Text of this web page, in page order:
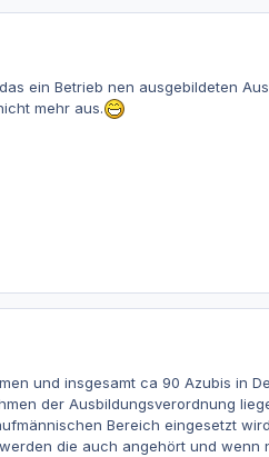
ein Betrieb nen ausgebildeten
mehr aus.
und insgesamt ca 90 Azubis in
der Ausbildungsverordnung
Bereich eingesetzt
die auch angehört und wenn